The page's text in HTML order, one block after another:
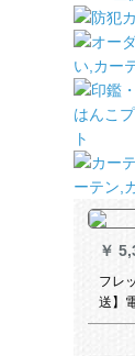
￥
フレ
送】
ブラ